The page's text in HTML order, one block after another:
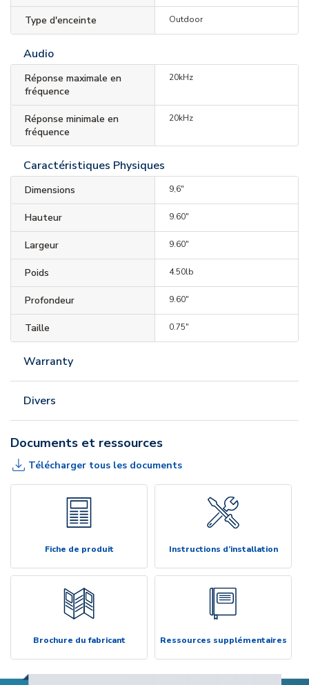
Type d'enceinte Outdoor
Audio
Réponse maximale en
fréquence
20kHz
Réponse minimale en
fréquence
20kHz
Caractéristiques Physiques
Dimensions 9,6"
Hauteur 9.60"
Largeur 9.60"
Poids 4.50lb
Profondeur 9.60"
Taille 0.75"
Warranty
Divers
Documents et ressources
Télécharger tous les documents
Fiche de produit Instructions d’installation
Brochure du fabricant Ressources supplémentaires